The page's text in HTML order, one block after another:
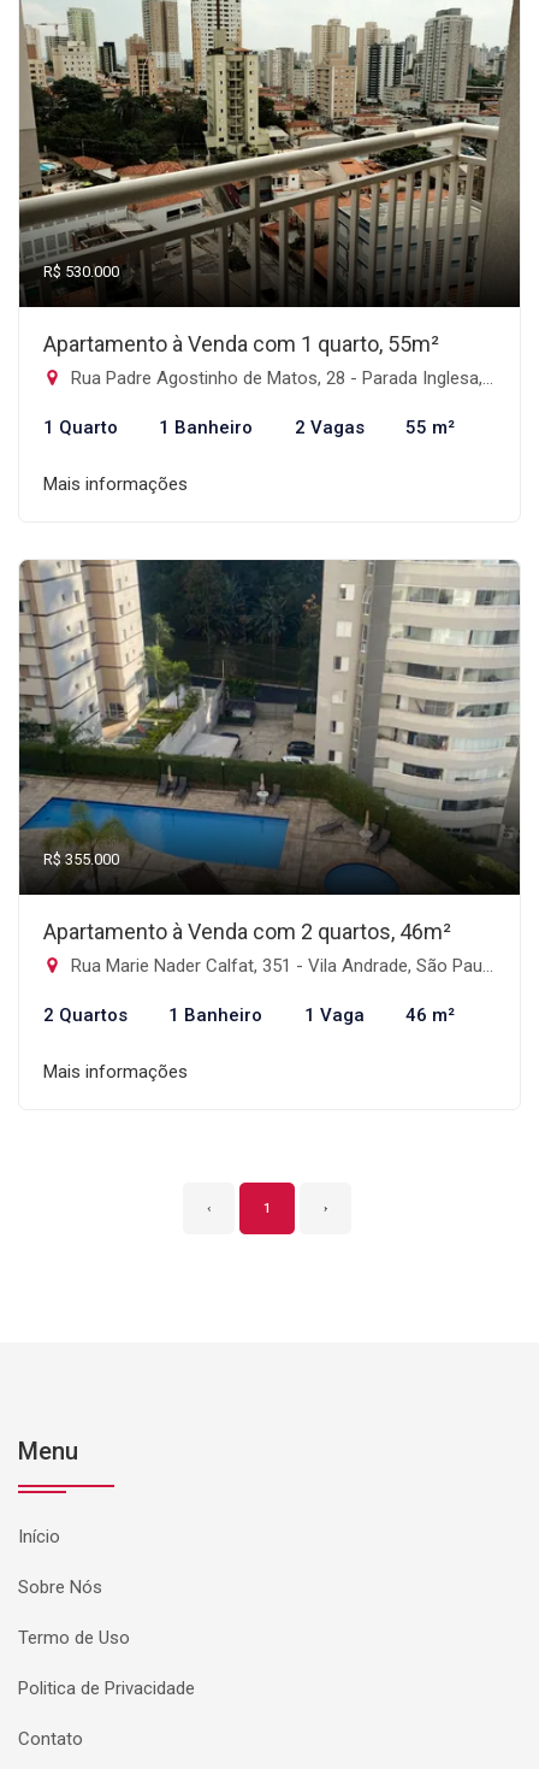
R$ 530.000
Apartamento à Venda com 1 quarto, 55m²
Rua Padre Agostinho de Matos, 28 - Parada Inglesa, São Paulo-SP
1 Quarto 1 Banheiro 2 Vagas 55 m²
Mais informações
R$ 355.000
Apartamento à Venda com 2 quartos, 46m²
Rua Marie Nader Calfat, 351 - Vila Andrade, São Paulo-SP
2 Quartos 1 Banheiro 1 Vaga 46 m²
Mais informações
‹ 1 ›
Menu
Início
Sobre Nós
Termo de Uso
Politica de Privacidade
Contato